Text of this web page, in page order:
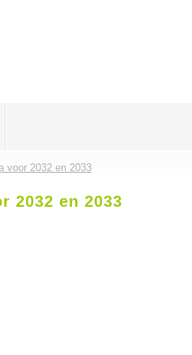
voor 2032 en 2033
2032 en 2033